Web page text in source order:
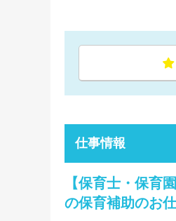
仕事情報
【保育士・保育
の保育補助のお仕